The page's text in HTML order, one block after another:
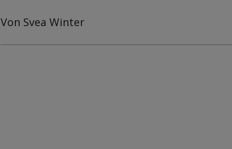
Von Svea Winter